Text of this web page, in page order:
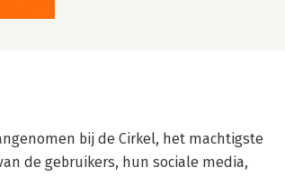
bij de Cirkel, het machtigste
de gebruikers, hun sociale media,